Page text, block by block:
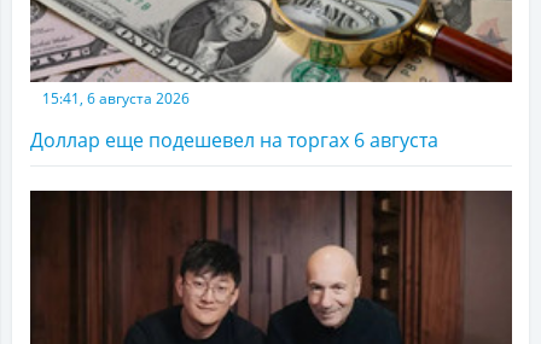
15:41, 6 августа 2026
Доллар еще подешевел на торгах 6 августа